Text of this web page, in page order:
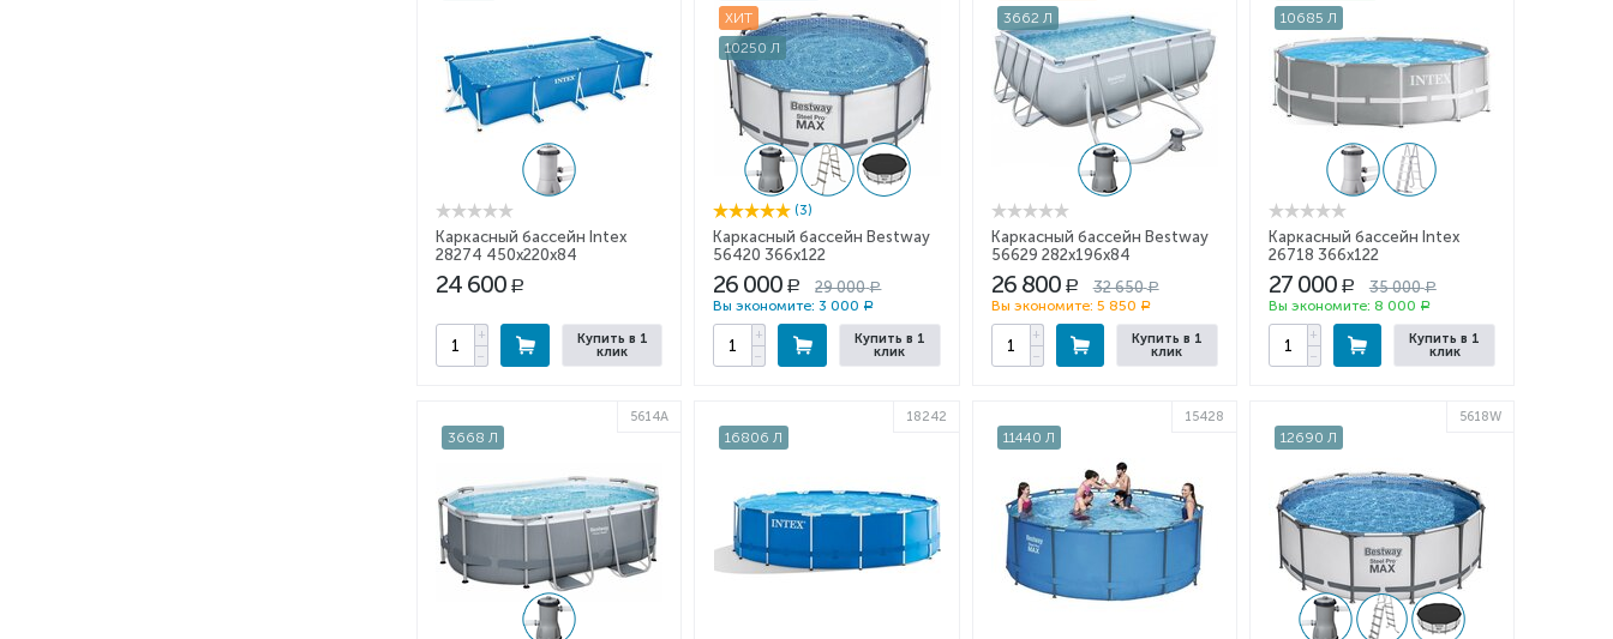
Каркасный бассейн Intex
28274 450x220x84
24 600 Р
+
−
Купить в 1
клик
ХИТ
10250 Л
(3)
Каркасный бассейн Bestway
56420 366x122
26 000 Р 29 000 Р
Вы экономите:3 000 Р
+
−
Купить в 1
клик
3662 Л
Каркасный бассейн Bestway
56629 282x196x84
26 800 Р 32 650 Р
Вы экономите: 5 850 Р
+
−
Купить в 1
клик
10685 Л
Каркасный бассейн Intex
26718 366x122
27 000 Р 35 000 Р
Вы экономите: 8 000 Р
+
−
Купить в 1
клик
3668 Л
5614A
16806 Л
18242
11440 Л
15428
12690 Л
5618W